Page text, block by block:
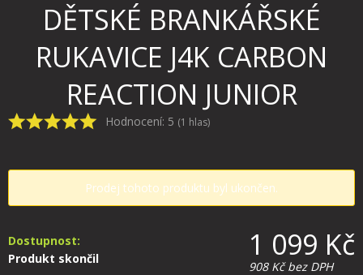
DĚTSKÉ BRANKÁŘSKÉ
RUKAVICE J4K CARBON
REACTION JUNIOR
Hodnocení: 5 (1 hlas)
Dostupnost:
Produkt skončil
1 099 Kč
908 Kčbez DPH
Prodej tohoto produktu byl ukončen.